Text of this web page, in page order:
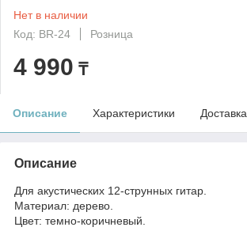
Нет в наличии
Код: BR-24
Розница
4 990 ₸
Описание Характеристики Доставка
Описание
Для акустических 12-струнных гитар.
Материал: дерево.
Цвет: темно-коричневый.